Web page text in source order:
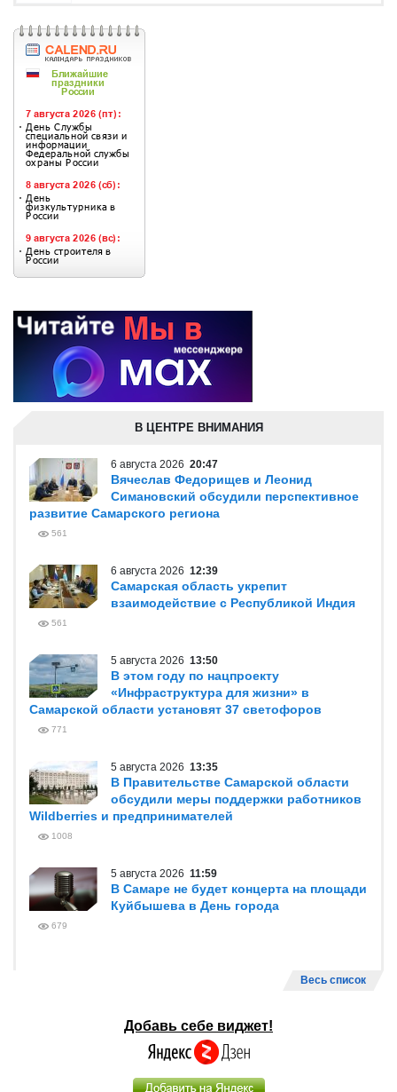
В ЦЕНТРЕ ВНИМАНИЯ
6 августа 2026 20:47
Вячеслав Федорищев и Леонид
Симановский обсудили перспективное
развитие Самарского региона
561
6 августа 2026 12:39
Самарская область укрепит
взаимодействие с Республикой Индия
561
5 августа 2026 13:50
В этом году по нацпроекту
«Инфраструктура для жизни» в
Самарской области установят 37 светофоров
771
5 августа 2026 13:35
В Правительстве Самарской области
обсудили меры поддержки работников
Wildberries и предпринимателей
1008
5 августа 2026 11:59
В Самаре не будет концерта на площади
Куйбышева в День города
679
Весь список
Добавь себе виджет!